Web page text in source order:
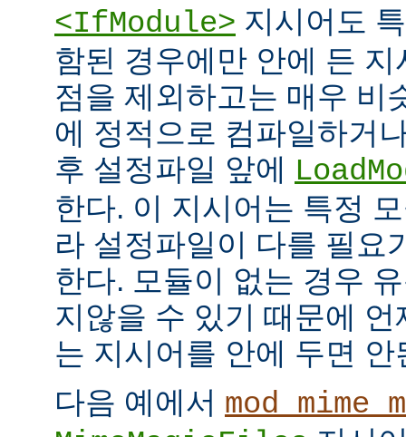
<IfModule> 지시어도
함된 경우에만 안에 든
점을 제외하고는 매우 비
에 정적으로 컴파일하거
후 설정파일 앞에
한다. 이 지시어는 특정
라 설정파일이 다를 필요
한다. 모듈이 없는 경우
지않을 수 있기 때문에
는 지시어를 안에 두면 안
다음 예에서